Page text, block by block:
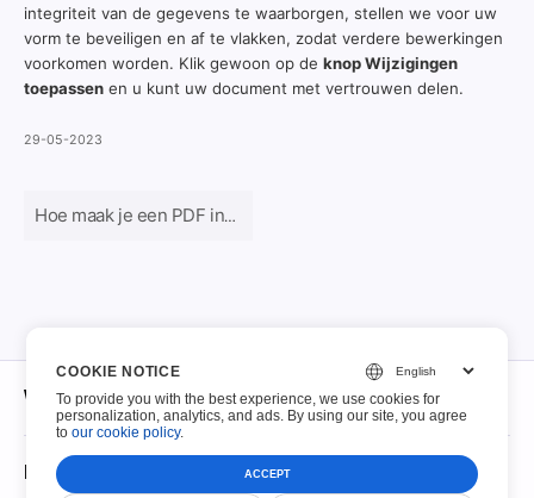
integriteit van de gegevens te waarborgen, stellen we voor uw
vorm te beveiligen en af te vlakken, zodat verdere bewerkingen
voorkomen worden. Klik gewoon op de knop Wijzigingen
toepassen en u kunt uw document met vertrouwen delen.
29-05-2023
Hoe maak je een PDF invulbaar
Wat betreft
Wat betreft
Invulbare PDF's
COOKIE NOTICE
To provide you with the best experience, we use cookies for
personalization, analytics, and ads. By using our site, you agree
toour cookie policy.
ACCEPT